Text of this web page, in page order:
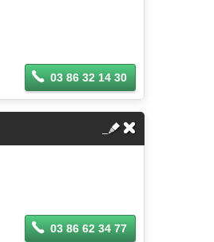
03 86 32 14 30
03 86 62 34 77